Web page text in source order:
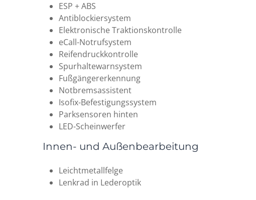
ESP + ABS
Antiblockiersystem
Elektronische Traktionskontrolle
eCall-Notrufsystem
Reifendruckkontrolle
Spurhaltewarnsystem
Fußgängererkennung
Notbremsassistent
Isofix-Befestigungssystem
Parksensoren hinten
LED-Scheinwerfer
Innen- und Außenbearbeitung
Leichtmetallfelge
Lenkrad in Lederoptik